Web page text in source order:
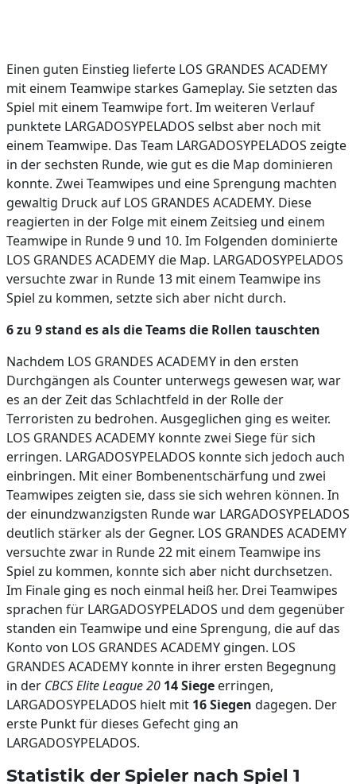
Einen guten Einstieg lieferte LOS GRANDES ACADEMY
mit einem Teamwipe starkes Gameplay. Sie setzten das
Spiel mit einem Teamwipe fort. Im weiteren Verlauf
punktete LARGADOSYPELADOS selbst aber noch mit
einem Teamwipe. Das Team LARGADOSYPELADOS zeigte
in der sechsten Runde, wie gut es die Map dominieren
konnte. Zwei Teamwipes und eine Sprengung machten
gewaltig Druck auf LOS GRANDES ACADEMY. Diese
reagierten in der Folge mit einem Zeitsieg und einem
Teamwipe in Runde 9 und 10. Im Folgenden dominierte
LOS GRANDES ACADEMY die Map. LARGADOSYPELADOS
versuchte zwar in Runde 13 mit einem Teamwipe ins
Spiel zu kommen, setzte sich aber nicht durch.
6 zu 9 stand es als die Teams die Rollen tauschten
Nachdem LOS GRANDES ACADEMY in den ersten
Durchgängen als Counter unterwegs gewesen war, war
es an der Zeit das Schlachtfeld in der Rolle der
Terroristen zu bedrohen. Ausgeglichen ging es weiter.
LOS GRANDES ACADEMY konnte zwei Siege für sich
erringen. LARGADOSYPELADOS konnte sich jedoch auch
einbringen. Mit einer Bombenentschärfung und zwei
Teamwipes zeigten sie, dass sie sich wehren können. In
der einundzwanzigsten Runde war LARGADOSYPELADOS
deutlich stärker als der Gegner. LOS GRANDES ACADEMY
versuchte zwar in Runde 22 mit einem Teamwipe ins
Spiel zu kommen, konnte sich aber nicht durchsetzen.
Im Finale ging es noch einmal heiß her. Drei Teamwipes
sprachen für LARGADOSYPELADOS und dem gegenüber
standen ein Teamwipe und eine Sprengung, die auf das
Konto von LOS GRANDES ACADEMY gingen. LOS
GRANDES ACADEMY konnte in ihrer ersten Begegnung
in der CBCS Elite League 20 14 Siege erringen,
LARGADOSYPELADOS hielt mit 16 Siegen dagegen. Der
erste Punkt für dieses Gefecht ging an
LARGADOSYPELADOS.
Statistik der Spieler nach Spiel 1